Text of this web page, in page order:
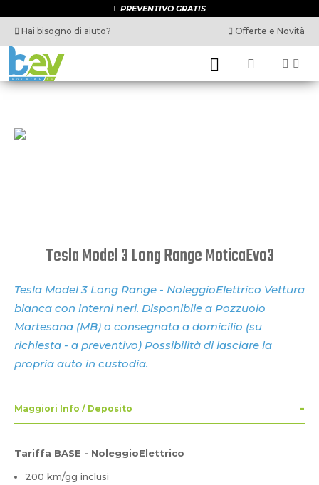
PREVENTIVO GRATIS
Hai bisogno di aiuto? Offerte e Novità
Tesla Model 3 Long Range MoticaEvo3
Tesla Model 3 Long Range - NoleggioElettrico Vettura
bianca con interni neri. Disponibile a Pozzuolo
Martesana (MB) o consegnata a domicilio (su
richiesta - a preventivo) Possibilità di lasciare la
propria auto in custodia.
Maggiori Info / Deposito
Tariffa BASE - NoleggioElettrico
200 km/gg inclusi